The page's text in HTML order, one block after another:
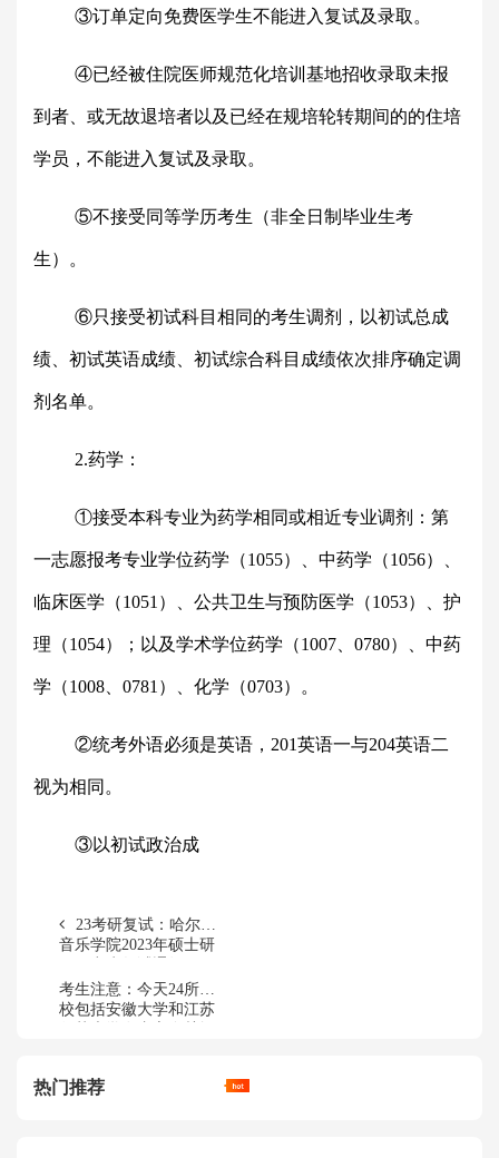
③订单定向免费医学生不能进入复试及录取。
④已经被住院医师规范化培训基地招收录取未报
到者、或无故退培者以及已经在规培轮转期间的的住培
学员，不能进入复试及录取。
⑤不接受同等学历考生（非全日制 毕业生考
生） 。
⑥只接受初试科目相同的考生调剂，以初试总成
绩、初试英语成绩、初试综合科目成绩依次排序确定调
剂名单。
2.药学：
①接受本科专业为药学相同或相近专业调剂：第
一志愿报考专业学位药学（1055）、中药学（1056）、
临床医学（1051）、公共卫生与预防医学（1053）、护
理（1054）；以及学术学位药学（1007、0780）、中药
学（1008、0781）、化学（0703）。
②统考外语必须是英语，201英语一与204英语二
视为相同。
③以初试政治成
23考研复试：哈尔滨
音乐学院2023年硕士研
考生注意：今天24所高
校包括安徽大学和江苏
热门推荐